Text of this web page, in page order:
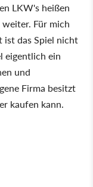
LKW's heißen
Für mich
ist das Spiel nicht
eigentlich ein
und
Firma besitzt
kaufen kann.